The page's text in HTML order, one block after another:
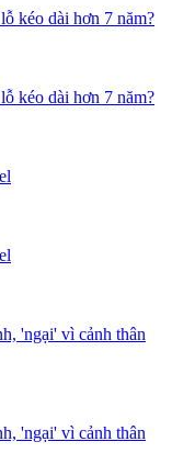
kéo dài hơn 7 năm?
kéo dài hơn 7 năm?
'ngại' vì cảnh thân
'ngại' vì cảnh thân